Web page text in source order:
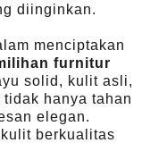
diinginkan.
menciptakan
furnitur
solid, kulit asli,
hanya tahan
elegan.
berkualitas